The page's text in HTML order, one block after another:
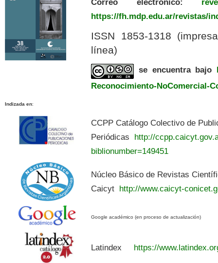
Correo electrónico:
https://fh.mdp.edu.ar/revistas/
ISSN 1853-1318
línea)
se encuentra bajo
Reconocimiento-NoComercial-
Indizada en:
CCPP Catálogo Colectivo de
Periódicas http://
biblionumber=149451
Núcleo Básico de Revistas
Caicyt http://www.caicyt-
Google académico (en proceso de actualización)
Latindex https://